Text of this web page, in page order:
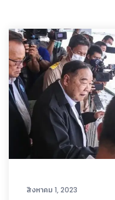
สิงหาคม 1, 2023